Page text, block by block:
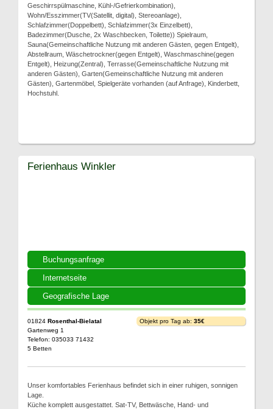
Geschirrspülmaschine, Kühl-/Gefrierkombination),
Wohn/Esszimmer(TV(Satellit, digital), Stereoanlage),
Schlafzimmer(Doppelbett), Schlafzimmer(3x Einzelbett),
Badezimmer(Dusche, 2x Waschbecken, Toilette)) Spielraum,
Sauna(Gemeinschaftliche Nutzung mit anderen Gästen, gegen Entgelt),
Abstellraum, Wäschetrockner(gegen Entgelt), Waschmaschine(gegen
Entgelt), Heizung(Zentral), Terrasse(Gemeinschaftliche Nutzung mit
anderen Gästen), Garten(Gemeinschaftliche Nutzung mit anderen
Gästen), Gartenmöbel, Spielgeräte vorhanden (auf Anfrage), Kinderbett,
Hochstuhl.
Buchungsanfrage
Internetseite
Geografische Lage
Ferienhaus Winkler
01824 Rosenthal-Bielatal
Gartenweg 1
Telefon: 035033 71432
5 Betten
Objekt pro Tag ab: 35€
Unser komfortables Ferienhaus befindet sich in einer ruhigen, sonnigen
Lage.
Küche komplett ausgestattet. Sat-TV, Bettwäsche, Hand- und